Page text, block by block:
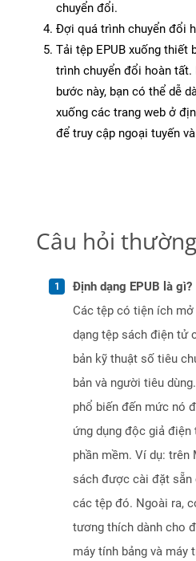
chuyển đổi.
Đợi quá trình chuyển đổi
Tải tệp EPUB xuống thiết
trình chuyển đổi hoàn
bước này, bạn có thể dễ
xuống các trang web ở
để truy cập ngoại tuyến
Câu hỏi
Định dạng EPUB là gì?
Các tệp có tiện ích
dạng tệp sách điện tử
bản kỹ thuật số tiêu
bản và người tiêu
phổ biến đến mức nó
ứng dụng độc giả điện
phần mềm. Ví dụ: trên
sách được cài đặt
các tệp đó. Ngoài ra,
tương thích dành cho
máy tính bảng và máy